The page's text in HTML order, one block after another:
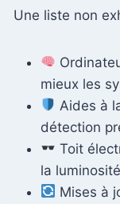
Une liste non
mieux les
Aides à
détection
Toit
la
Mises à